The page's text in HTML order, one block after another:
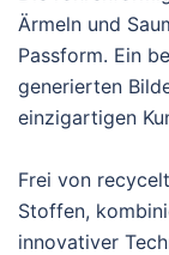
Ärmeln und
Passform. Ein
generierten
einzigartigen
Frei von
Stoffen,
innovativer